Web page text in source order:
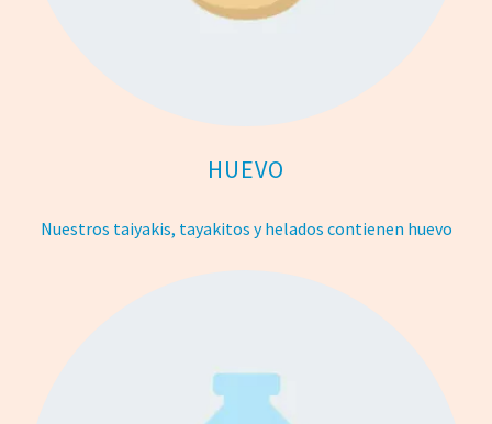
HUEVO
Nuestros taiyakis, tayakitos y helados contienen huevo